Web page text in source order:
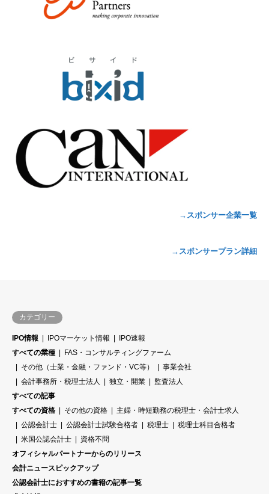
→スポンサー企業一覧
→スポンサープラン詳細
カテゴリー
IPO情報 IPOマーケット情報
IPO速報
すべての業種
FAS・コンサルティングファーム
その他（士業・金融・ファンド・VC等）
事業会社
会計事務所・税理士法人
独立・開業
監査法人
すべての記事
すべての資格
その他の資格
主婦・時短勤務の税理士・会計士求人
公認会計士
公認会計士試験合格者 税理士
税理士科目合格者
米国公認会計士
資格不問
オフィシャルパートナーからのリリース
会計ニュースピックアップ
公認会計士におすすめの書籍の記事一覧